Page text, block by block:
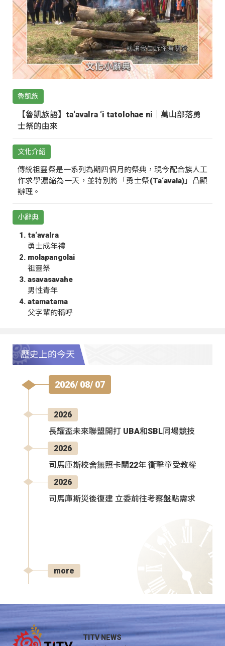
魯凱族
【魯凱族語】ta‘avalra ‘i tatolohae ni｜萬山部落勇
士祭的由來
文化介紹
傳統祖靈祭是一系列為期四個月的祭典，現今配合族人工
作求學濃縮為一天，並特別將「勇士祭(Ta‘avala)」凸顯
辦理。
小辭典
ta‘avalra
勇士成年禮
molapangolai
祖靈祭
asavasavahe
男性青年
atamatama
父字輩的稱呼
歷史上的今天
2026/ 08/ 07
2026
長耀盃未來聯盟開打 UBA和SBL同場競技
2026
司馬庫斯校舍無照卡關22年 衝擊童受教權
2026
司馬庫斯災後復建 立委前往考察盤點需求
more
TITV NEWS